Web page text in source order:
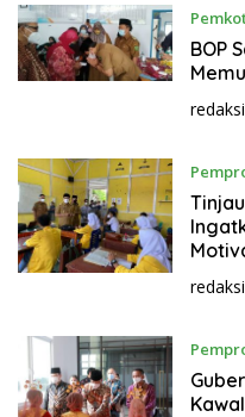
BOP
redaksi
redaksi